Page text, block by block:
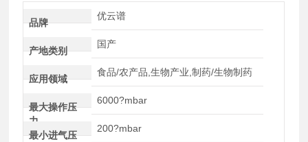
品牌
优云谱
产地类别
国产
应用领域
食品/农产品,生物产业,制药/生物制药
最大操作压
力
6000?mbar
最小进气压
200?mbar